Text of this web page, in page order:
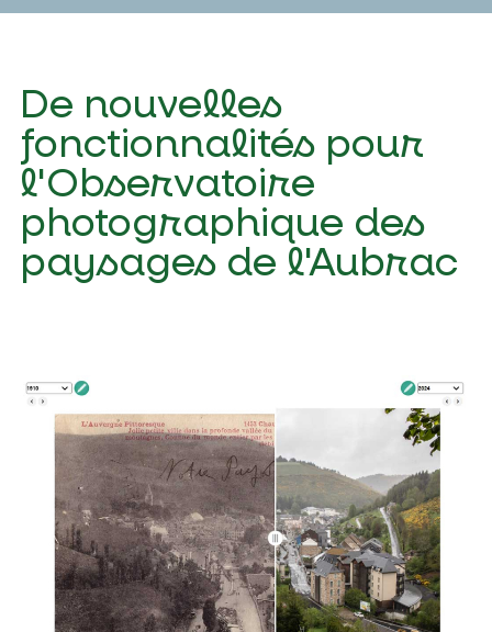
De nouvelles
fonctionnalités pour
l'Observatoire
photographique des
paysages de l'Aubrac